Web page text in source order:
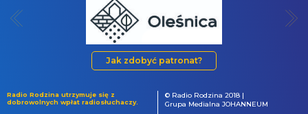
Jak zdobyć patronat?
Radio Rodzina utrzymuje się z
dobrowolnych wpłat radiosłuchaczy.
© Radio Rodzina 2018 |
Grupa Medialna JOHANNEUM